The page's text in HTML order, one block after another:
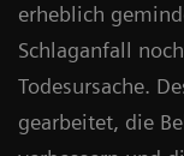
erheblich
Schlaganfall
Todesursache.
gearbeitet, die